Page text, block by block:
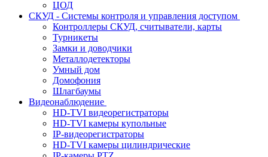
ЦОД
СКУД - Системы контроля и управления доступом
Контроллеры СКУД, считыватели, карты
Турникеты
Замки и доводчики
Металлодетекторы
Умный дом
Домофония
Шлагбаумы
Видеонаблюдение
HD-TVI видеорегистраторы
HD-TVI камеры купольные
IP-видеорегистраторы
HD-TVI камеры цилиндрические